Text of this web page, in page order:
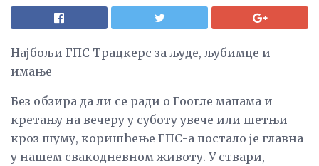
Најбољи ГПС Трацкерс за људе, љубимце и
имање
Без обзира да ли се ради о Гоогле мапама и
кретању на вечеру у суботу увече или шетњи
кроз шуму, коришћење ГПС-а постало је главна
у нашем свакодневном животу. У ствари,